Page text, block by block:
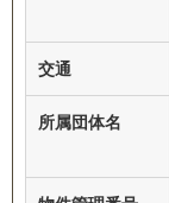
交通
所属団体名